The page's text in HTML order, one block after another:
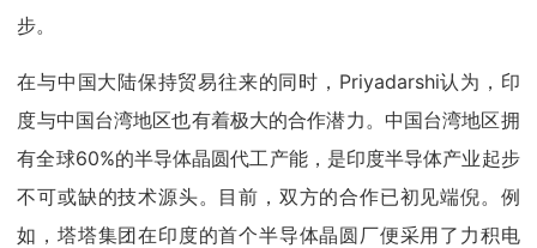
步。
在与中国大陆保持贸易往来的同时，Priyadarshi认为，印
度与中国台湾地区也有着极大的合作潜力。中国台湾地区拥
有全球60%的半导体晶圆代工产能，是印度半导体产业起步
不可或缺的技术源头。目前，双方的合作已初见端倪。例
如，塔塔集团在印度的首个半导体晶圆厂便采用了力积电